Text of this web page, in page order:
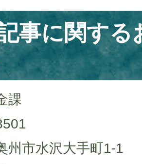
事に関する
課
州市水沢大手町1-1